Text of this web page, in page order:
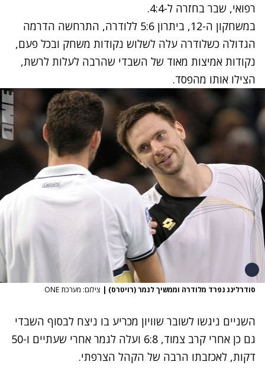
רפואי, שבר בחזרה ל-4:4.
במשחקון ה-12, ביתרון 5:6 ללודרה, התרחשה הדרמה
הגדולה כשלודרה עלה לשלוש נקודות משחק ובכל פעם,
נקודות אמיצות מאוד של השבדי שהרבה לעלות לרשת,
הצילו אותו מהפסד.
סודרלינג נפרד מלודרה וממשיך לגמר (רויטרס) | צילום: מערכת ONE
השניים ניגשו לשובר שוויון מכריע בו ניצח לבסוף השבדי
גם כן אחרי קרב צמוד, 6:8 ועלה לגמר אחרי שעתיים ו-50
דקות, לאכזבתו הרבה של הקהל הצרפתי.